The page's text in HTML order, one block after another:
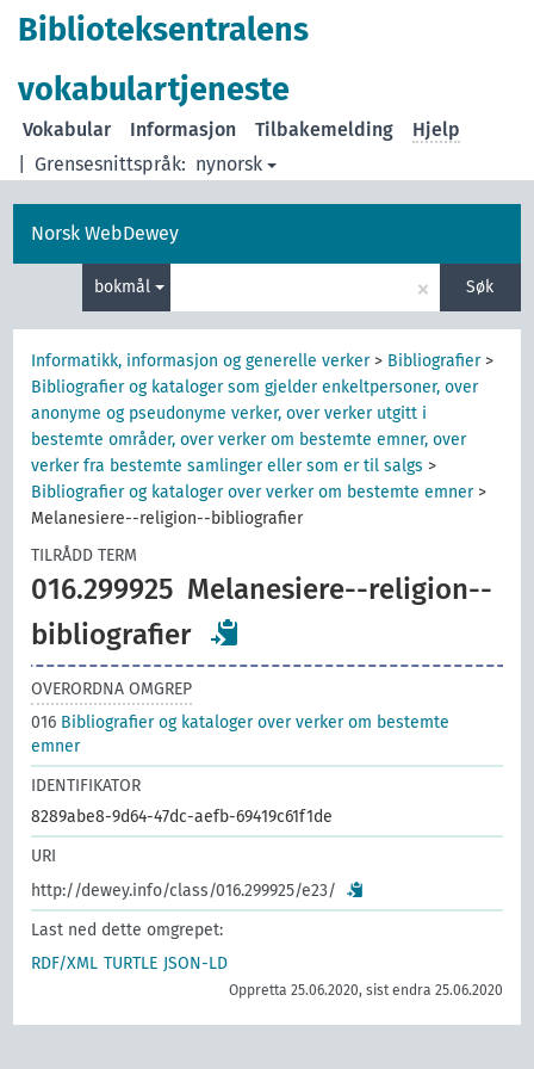
Biblioteksentralens
vokabulartjeneste
Grensesnittspråk: nynorsk
Vokabular Informasjon Tilbakemelding Hjelp
Norsk WebDewey
bokmål × Søk
Informatikk, informasjon og generelle verker> Bibliografier>
Bibliografier og kataloger som gjelder enkeltpersoner, over
anonyme og pseudonyme verker, over verker utgitt i
bestemte områder, over verker om bestemte emner, over
verker fra bestemte samlinger eller som er til salgs >
Bibliografier og kataloger over verker om bestemte emner>
Melanesiere--religion--bibliografier
TILRÅDD TERM
016.299925 Melanesiere--religion--
bibliografier
OVERORDNA OMGREP
016 Bibliografier og kataloger over verker om bestemte
emner
IDENTIFIKATOR
8289abe8-9d64-47dc-aefb-69419c61f1de
URI
http://dewey.info/class/016.299925/e23/
Last ned dette omgrepet:
RDF/XML TURTLE JSON-LD
Oppretta 25.06.2020, sist endra 25.06.2020